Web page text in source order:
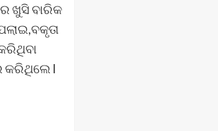
ଖୁସି ବାରିକ
କରିଥିଲେ l